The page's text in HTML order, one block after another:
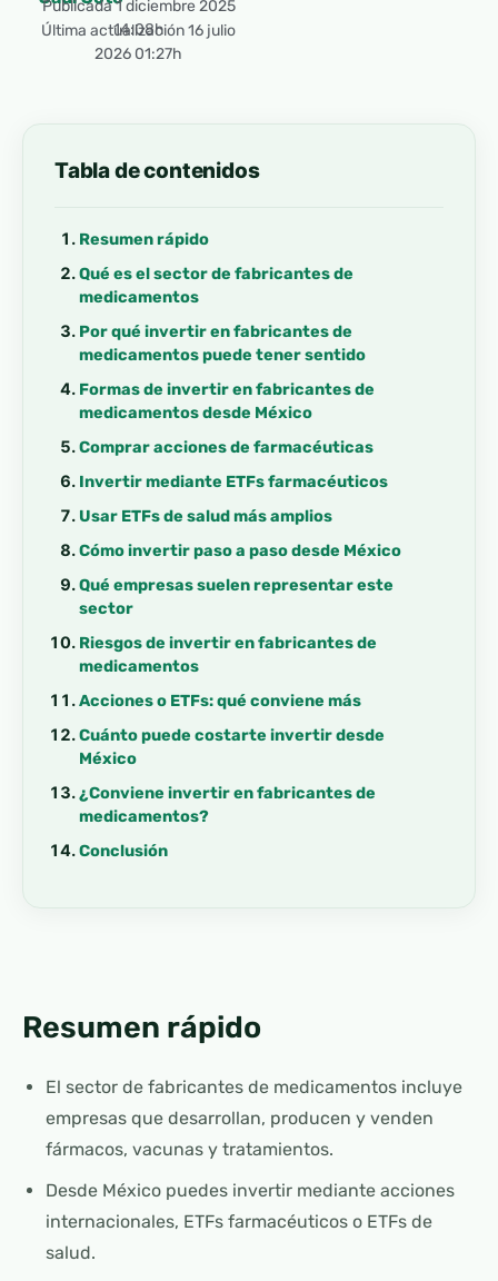
Publicada1 diciembre 2025
14:08h
Última actualización 16 julio
2026 01:27h
Tabla de contenidos
Resumen rápido
Qué es el sector de fabricantes de
medicamentos
Por qué invertir en fabricantes de
medicamentos puede tener sentido
Formas de invertir en fabricantes de
medicamentos desde México
Comprar acciones de farmacéuticas
Invertir mediante ETFs farmacéuticos
Usar ETFs de salud más amplios
Cómo invertir paso a paso desde México
Qué empresas suelen representar este
sector
Riesgos de invertir en fabricantes de
medicamentos
Acciones o ETFs: qué conviene más
Cuánto puede costarte invertir desde
México
¿Conviene invertir en fabricantes de
medicamentos?
Conclusión
Resumen rápido
El sector de fabricantes de medicamentos incluye
empresas que desarrollan, producen y venden
fármacos, vacunas y tratamientos.
Desde México puedes invertir mediante acciones
internacionales, ETFs farmacéuticos o ETFs de
salud.